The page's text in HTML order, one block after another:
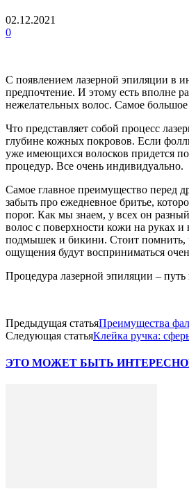
02.12.2021
0
С появлением лазерной эпиляции в
предпочтение. И этому есть вполне
нежелательных волос. Самое
Что представляет собой процесс
глубине кожных покровов. Если
уже имеющихся волосков придется
процедур. Все очень индивидуально.
Самое главное преимущество перед
забыть про ежедневное бритье,
порог. Как мы знаем, у всех он
волос с поверхности кожи на руках
подмышек и бикини. Стоит помнить,
ощущения будут восприниматься
Процедура лазерной эпиляции – путь
Предыдущая статьяПреимущества
Следующая статьяКлейка ручка:
ЭТО МОЖЕТ БЫТЬ ИНТЕРЕСНО